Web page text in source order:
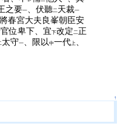
之要一 、伏聽二 天裁一
春宮大夫良峯朝臣安
位卑下、宜下改定 二正
太守一 、限以中一代 上
↑